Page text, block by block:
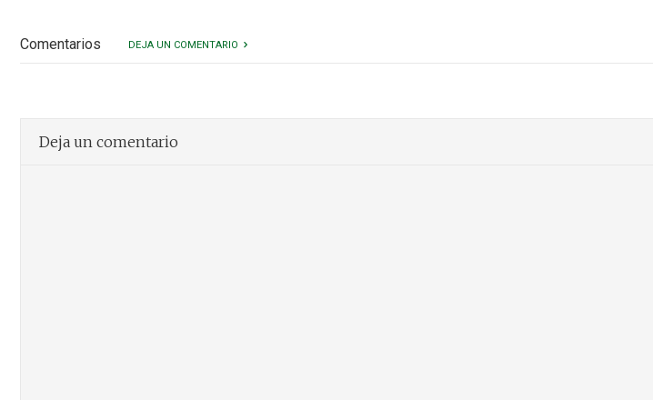
Comentarios DEJA UN COMENTARIO
Deja un comentario